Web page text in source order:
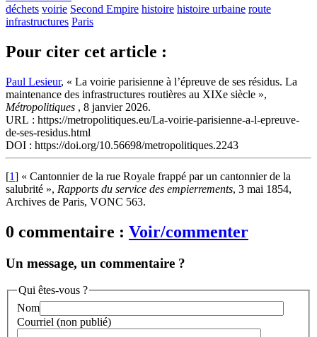
déchets voirie Second Empire histoire histoire urbaine route
infrastructures Paris
Pour citer cet article :
Paul Lesieur, « La voirie parisienne à l’épreuve de ses résidus. La
maintenance des infrastructures routières au XIXe siècle »,
Métropolitiques , 8 janvier 2026.
URL : https://metropolitiques.eu/La-voirie-parisienne-a-l-epreuve-
de-ses-residus.html
DOI : https://doi.org/10.56698/metropolitiques.2243
[1] « Cantonnier de la rue Royale frappé par un cantonnier de la
salubrité », Rapports du service des empierrements, 3 mai 1854,
Archives de Paris, VONC 563.
0 commentaire : Voir/commenter
Un message, un commentaire ?
Qui êtes-vous ?
Nom
Courriel (non publié)